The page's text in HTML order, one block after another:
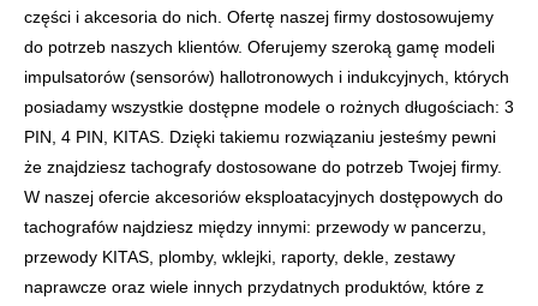
części i akcesoria do nich. Ofertę naszej firmy dostosowujemy
do potrzeb naszych klientów. Oferujemy szeroką gamę modeli
impulsatorów (sensorów) hallotronowych i indukcyjnych, których
posiadamy wszystkie dostępne modele o rożnych długościach: 3
PIN, 4 PIN, KITAS. Dzięki takiemu rozwiązaniu jesteśmy pewni
że znajdziesz tachografy dostosowane do potrzeb Twojej firmy.
W naszej ofercie akcesoriów eksploatacyjnych dostępowych do
tachografów najdziesz między innymi: przewody w pancerzu,
przewody KITAS, plomby, wklejki, raporty, dekle, zestawy
naprawcze oraz wiele innych przydatnych produktów, które z